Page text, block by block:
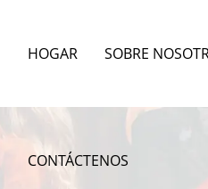
HOGAR SOBRE
CONTÁCTENOS